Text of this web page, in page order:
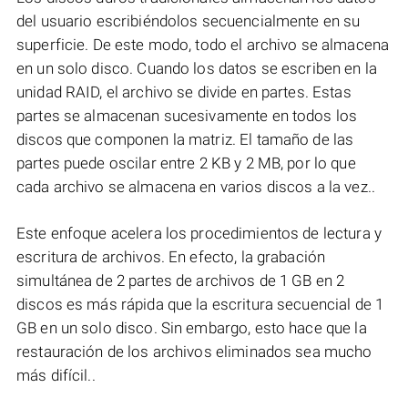
del usuario escribiéndolos secuencialmente en su
superficie. De este modo, todo el archivo se almacena
en un solo disco. Cuando los datos se escriben en la
unidad RAID, el archivo se divide en partes. Estas
partes se almacenan sucesivamente en todos los
discos que componen la matriz. El tamaño de las
partes puede oscilar entre 2 KB y 2 MB, por lo que
cada archivo se almacena en varios discos a la vez..
Este enfoque acelera los procedimientos de lectura y
escritura de archivos. En efecto, la grabación
simultánea de 2 partes de archivos de 1 GB en 2
discos es más rápida que la escritura secuencial de 1
GB en un solo disco. Sin embargo, esto hace que la
restauración de los archivos eliminados sea mucho
más difícil..